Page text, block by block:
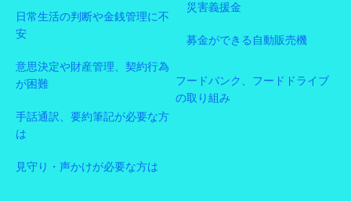
日常生活の判断や金銭管理に不
安
意思決定や財産管理、契約行為
が困難
手話通訳、要約筆記が必要な方
は
見守り・声かけが必要な方は
災害義援金
募金ができる自動販売機
フードバンク、フードドライブ
の取り組み